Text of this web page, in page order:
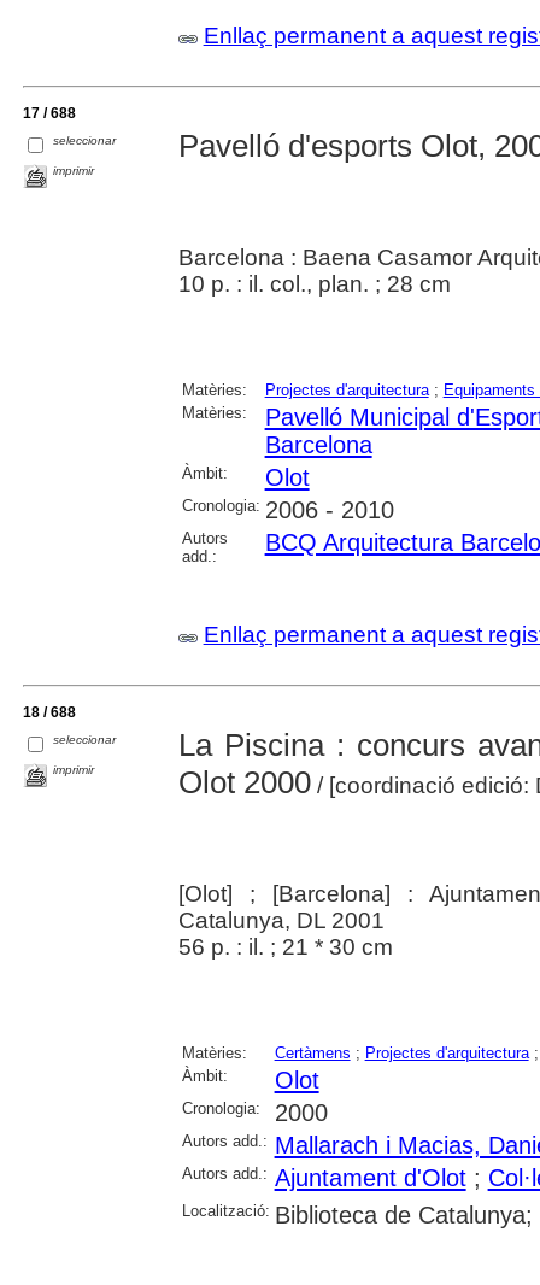
Enllaç permanent a aquest
17 / 688
seleccionar
imprimir
Pavelló d'esports Olot,
Barcelona : Baena Casamor
10 p. : il. col., plan. ; 28 cm
Matèries: Projectes d'arquitectura;
Matèries:
Pavelló Municipal
Barcelona
Àmbit: Olot
Cronologia: 2006 - 2010
Autors
add.:
BCQ Arquitectura
Enllaç permanent a aquest
18 / 688
seleccionar
imprimir
La Piscina : concurs
Olot 2000/ [coordinació edició:
[Olot] ; [Barcelona] :
Catalunya, DL 2001
56 p. : il. ; 21 * 30 cm
Matèries: Certàmens ; Projectes d'arquitectura
Àmbit:
Olot
Cronologia: 2000
Autors add.: Mallarach i Macias,
Autors add.: Ajuntament d'Olot;
Localització: Biblioteca de